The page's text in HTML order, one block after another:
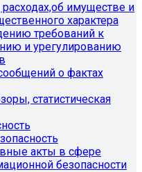
имуществе и
характера
требований к
и урегулированию
о фактах
статистическая
акты в сфере
безопасности